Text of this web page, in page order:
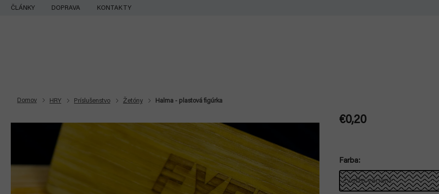
Prejsť
ČLÁNKY DOPRAVA KONTAKTY
Domov HRY Príslušenstvo Žetóny Halma - plastová figúrka
€0,20
Farba